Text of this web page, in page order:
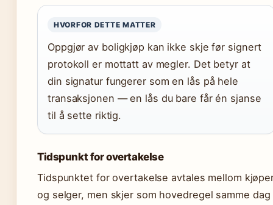
HVORFOR DETTE MATTER
Oppgjør av boligkjøp kan ikke skje før signert
protokoll er mottatt av megler. Det betyr at
din signatur fungerer som en lås på hele
transaksjonen — en lås du bare får én sjanse
til å sette riktig.
Tidspunkt for overtakelse
Tidspunktet for overtakelse avtales mellom
og selger, men skjer som hovedregel samme dag